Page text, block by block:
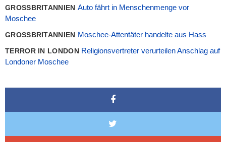
GROSSBRITANNIEN Auto fährt in Menschenmenge vor
Moschee
GROSSBRITANNIEN Moschee-Attentäter handelte aus Hass
TERROR IN LONDON Religionsvertreter verurteilen Anschlag auf
Londoner Moschee